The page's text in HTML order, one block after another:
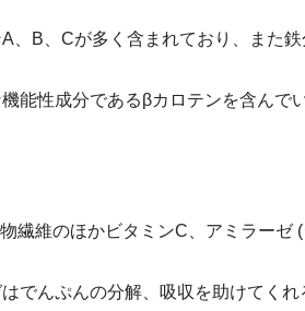
、B、Cが多く含まれており、また鉄
能性成分であるβカロテンを含ん
繊維のほかビタミンC、アミラーゼ
でんぷんの分解、吸収を助けてく